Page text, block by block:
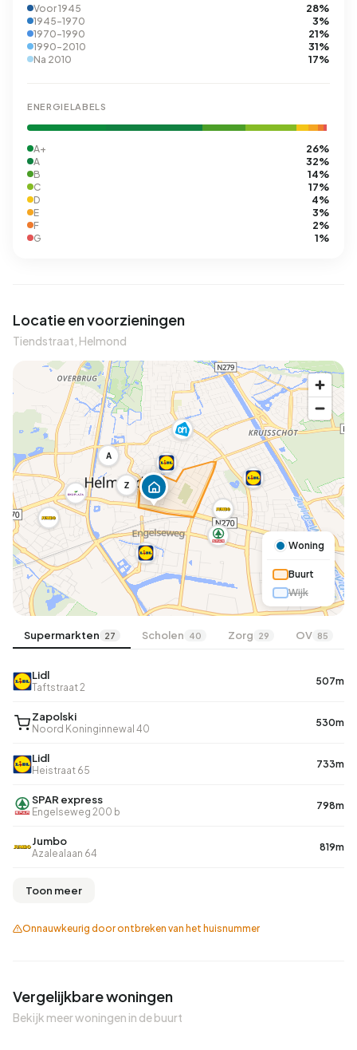
Voor 1945 28%
1945-1970 3%
1970-1990 21%
1990-2010 31%
Na 2010 17%
ENERGIELABELS
A+ 26%
A 32%
B 14%
C 17%
D 4%
E 3%
F 2%
G 1%
Locatie en voorzieningen
Tiendstraat, Helmond
Z
A
Woning
Buurt
Wijk
Supermarkten 27 Scholen 40 Zorg 29 OV 85
Lidl
Taftstraat 2
507m
Zapolski
Noord Koninginnewal 40
530m
Lidl
Heistraat 65
733m
SPAR express
Engelseweg 200 b
798m
Jumbo
Azalealaan 64
819m
Toon meer
Onnauwkeurig door ontbreken van het huisnummer
Vergelijkbare woningen
Bekijk meer woningen in de buurt
Betaald reageren